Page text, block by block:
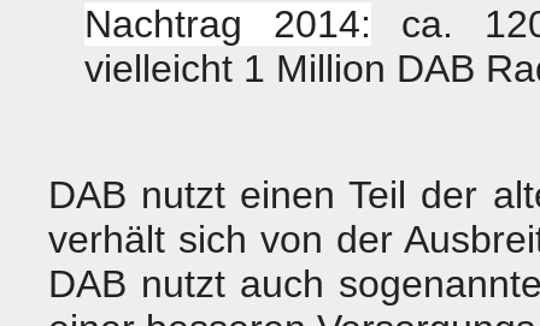
Nachtrag 2014: ca.
vielleicht 1 Million DAB
DAB nutzt einen Teil der
verhält sich von der
DAB nutzt auch